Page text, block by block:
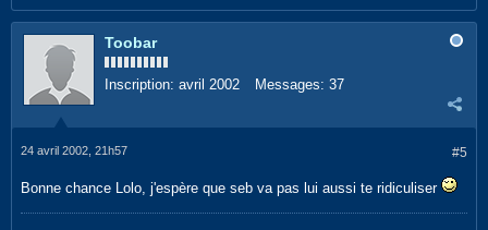
Toobar
Inscription: avril 2002 Messages: 37
#5
24 avril 2002, 21h57
Bonne chance Lolo, j'espère que seb va pas lui aussi te ridiculiser